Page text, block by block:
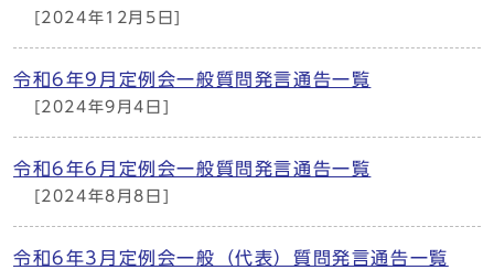
[2024年12月5日]
令和6年9月定例会一般質問発言通告一覧
[2024年9月4日]
令和6年6月定例会一般質問発言通告一覧
[2024年8月8日]
令和6年3月定例会一般（代表）質問発言通告一覧